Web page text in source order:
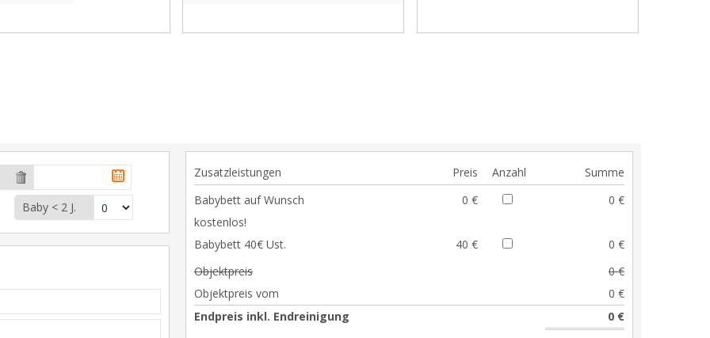
Baby < 2 J.
Zusatzleistungen Preis Anzahl
Summe
Babybett auf Wunsch
kostenlos!
0 € 0 €
Babybett 40€ Ust. 40 €
0 €
Objektpreis
0 €
Objektpreis vom
0 €
Endpreis inkl. Endreinigung
0 €